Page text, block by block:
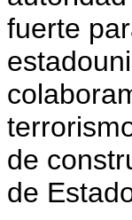
fuerte
de
de